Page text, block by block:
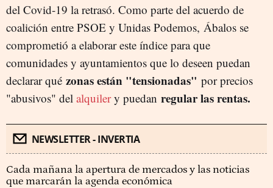
del Covid-19 la retrasó. Como parte del acuerdo de
coalición entre PSOE y Unidas Podemos, Ábalos se
comprometió a elaborar este índice para que
comunidades y ayuntamientos que lo deseen puedan
declarar qué zonas están "tensionadas" por precios
"abusivos" del alquilery puedan regular las rentas.
NEWSLETTER - INVERTIA
Cada mañana la apertura de mercados y las noticias
que marcarán la agenda económica